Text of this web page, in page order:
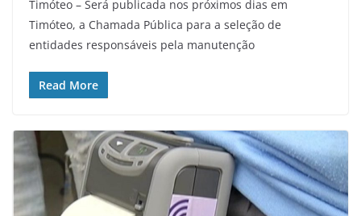
Timóteo – Será publicada nos próximos dias em
Timóteo, a Chamada Pública para a seleção de
entidades responsáveis pela manutenção
Read More